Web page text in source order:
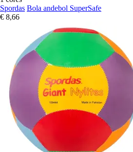
Spordas Bola andebol SuperSafe
€ 8,66